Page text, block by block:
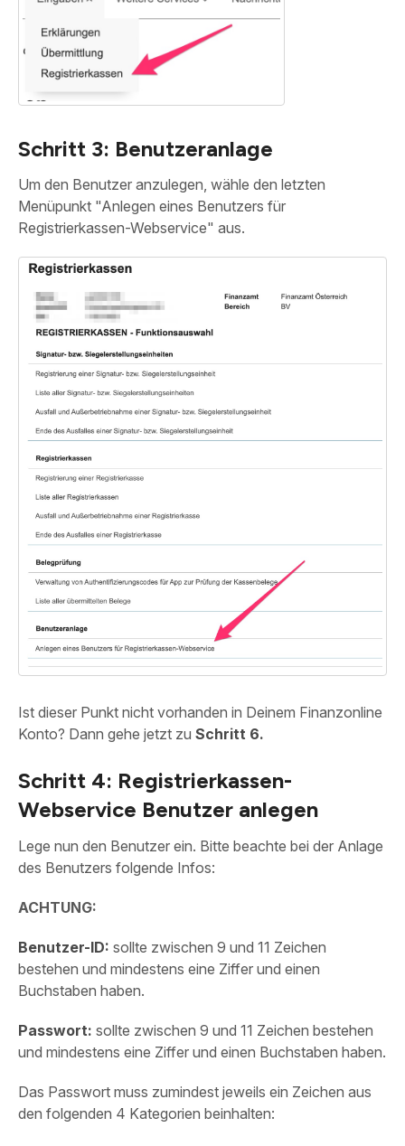
Schritt 3: Benutzeranlage
Um den Benutzer anzulegen, wähle den letzten
Menüpunkt "Anlegen eines Benutzers für
Registrierkassen-Webservice" aus.
Ist dieser Punkt nicht vorhanden in Deinem Finanzonline
Konto? Dann gehe jetzt zu Schritt 6.
Schritt 4: Registrierkassen-
Webservice Benutzer anlegen
Lege nun den Benutzer ein. Bitte beachte bei der Anlage
des Benutzers folgende Infos:
ACHTUNG:
Benutzer-ID: sollte zwischen 9 und 11 Zeichen
bestehen und mindestens eine Ziffer und einen
Buchstaben haben.
Passwort: sollte zwischen 9 und 11 Zeichen bestehen
und mindestens eine Ziffer und einen Buchstaben haben.
Das Passwort muss zumindest jeweils ein Zeichen aus
den folgenden 4 Kategorien beinhalten: